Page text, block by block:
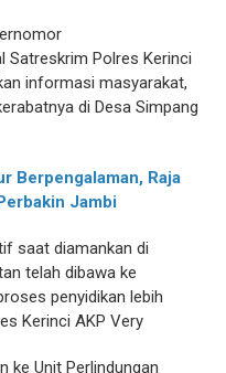
Satreskrim Polres Kerinci
informasi masyarakat,
di Desa Simpang
Berpengalaman, Raja
Jambi
saat diamankan di
telah dibawa ke
penyidikan lebih
Kerinci AKP Very
ke Unit Perlindungan